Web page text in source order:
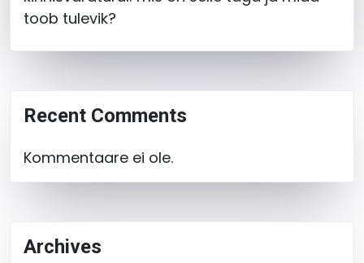
toob tulevik?
Recent Comments
Kommentaare ei ole.
Archives